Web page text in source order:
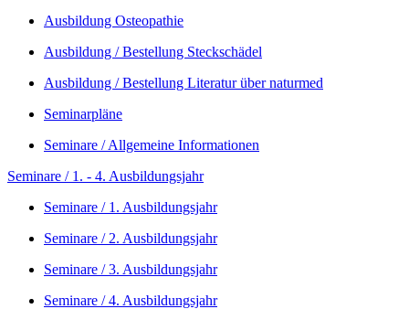
Ausbildung Osteopathie
Ausbildung / Bestellung Steckschädel
Ausbildung / Bestellung Literatur über naturmed
Seminarpläne
Seminare / Allgemeine Informationen
Seminare / 1. - 4. Ausbildungsjahr
Seminare / 1. Ausbildungsjahr
Seminare / 2. Ausbildungsjahr
Seminare / 3. Ausbildungsjahr
Seminare / 4. Ausbildungsjahr